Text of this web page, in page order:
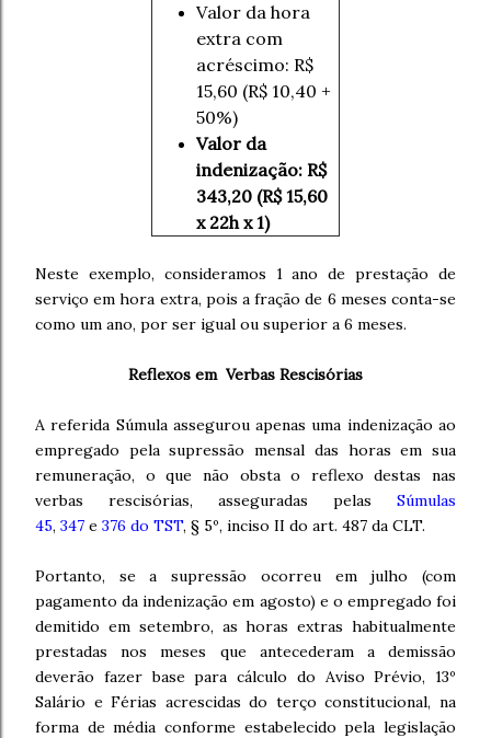
Valor da hora
extra com
acréscimo: R$
15,60 (R$ 10,40 +
50%)
Valor da
indenização: R$
343,20 (R$ 15,60
x 22h x 1)
Neste exemplo, consideramos 1 ano de prestação de
serviço em hora extra, pois a fração de 6 meses conta-se
como um ano, por ser igual ou superior a 6 meses.
Reflexos em Verbas Rescisórias
A referida Súmula assegurou apenas uma indenização ao
empregado pela supressão mensal das horas em sua
remuneração, o que não obsta o reflexo destas nas
verbas rescisórias, asseguradas pelas Súmulas
45, 347 e 376 do TST, § 5º, inciso II do art. 487 da CLT.
Portanto, se a supressão ocorreu em julho (com
pagamento da indenização em agosto) e o empregado foi
demitido em setembro, as horas extras habitualmente
prestadas nos meses que antecederam a demissão
deverão fazer base para cálculo do Aviso Prévio, 13º
Salário e Férias acrescidas do terço constitucional, na
forma de média conforme estabelecido pela legislação